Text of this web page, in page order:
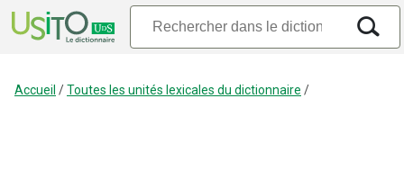
Accueil /Toutes les unités lexicales du dictionnaire /